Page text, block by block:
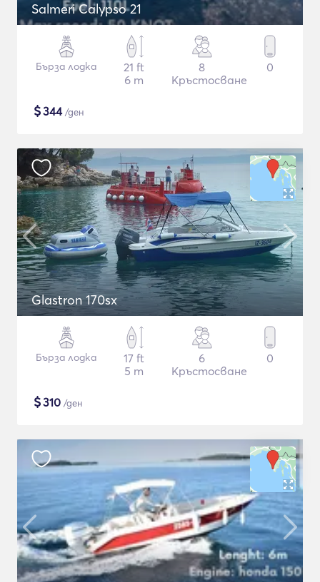
Salmeri Calypso 21
Бърза лодка
21 ft
6 m
8
Кръстосване
0
$344/ден
Glastron 170sx
Бърза лодка
17 ft
5 m
6
Кръстосване
0
$310 /ден